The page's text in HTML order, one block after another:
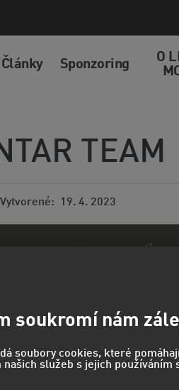
Články Sponzoring
O
TEAM
Vytvorené 19. 4. 2023
soukromí nám
soubory cookies, které
našich služeb s jejich používáním